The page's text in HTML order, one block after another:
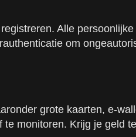
Alle
om
grote kaarten, e-
monitoren. Krijg je geld